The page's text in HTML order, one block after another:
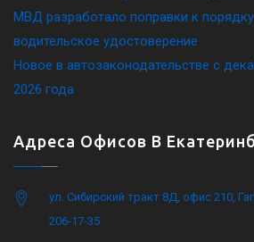
МВД разработало поправки к
водительское удостоверение
Новое в автозаконодательстве с
2026 года
Адреса Офисов В
ул. Сибирский тракт 8Д, офис 210,
206-17-35